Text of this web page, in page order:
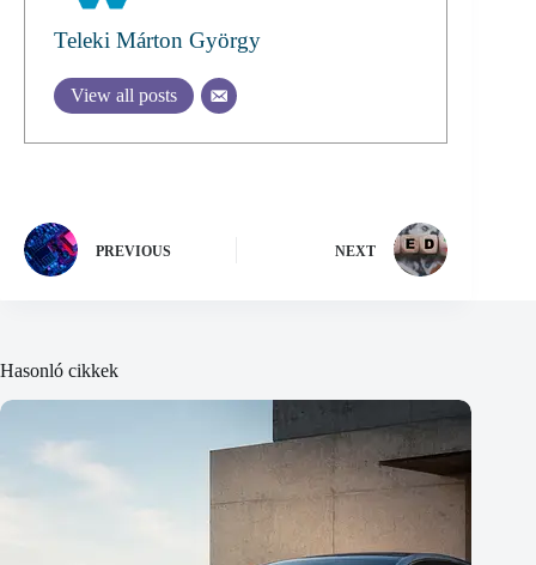
Teleki Márton György
View all posts
PREVIOUS NEXT
Hasonló cikkek